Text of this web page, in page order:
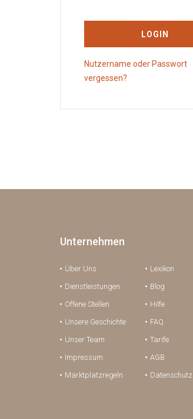
LOGIN
Nutzername oder Passwort
vergessen?
Unternehmen
Über Uns
Dienstleistungen
Offene Stellen
Unsere Geschichte
Unser Team
Impressum
Marktplatzregeln
Lexikon
Blog
Hilfe
FAQ
Tarife
AGB
Datenschutz